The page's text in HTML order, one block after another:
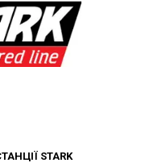
STARK